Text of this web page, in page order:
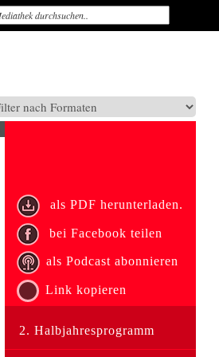
als PDF herunterladen.
bei Facebook teilen
als Podcast abonnieren
Link kopieren
2. Halbjahresprogramm